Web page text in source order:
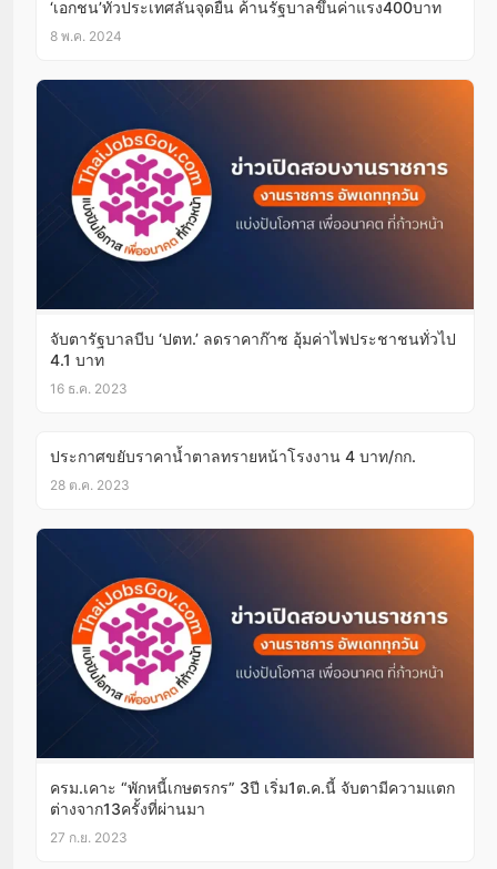
‘เอกชน’ทั่วประเทศลั่นจุดยืน ค้านรัฐบาลขึ้นค่าแรง400บาท
8 พ.ค. 2024
จับตารัฐบาลบีบ ‘ปตท.’ ลดราคาก๊าซ อุ้มค่าไฟประชาชนทั่วไป
4.1 บาท
16 ธ.ค. 2023
ประกาศขยับราคาน้ำตาลทรายหน้าโรงงาน 4 บาท/กก.
28 ต.ค. 2023
ครม.เคาะ “พักหนี้เกษตรกร” 3ปี เริ่ม1ต.ค.นี้ จับตามีความแตก
ต่างจาก13ครั้งที่ผ่านมา
27 ก.ย. 2023